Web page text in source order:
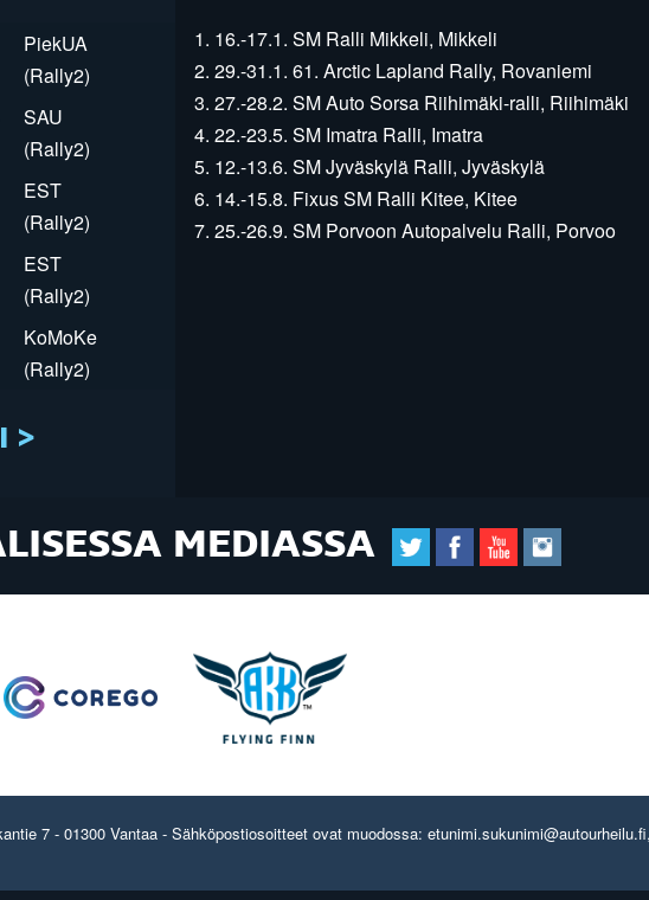
PiekUA
(Rally2)
SAU
(Rally2)
EST
(Rally2)
EST
(Rally2)
KoMoKe
(Rally2)
>
1. 16.-17.1. SM Ralli Mikkeli, Mikkeli
2. 29.-31.1. 61. Arctic Lapland Rally, Rovaniemi
3. 27.-28.2. SM Auto Sorsa Riihimäki-ralli, Riihimäki
4. 22.-23.5. SM Imatra Ralli, Imatra
5. 12.-13.6. SM Jyväskylä Ralli, Jyväskylä
6. 14.-15.8. Fixus SM Ralli Kitee, Kitee
7. 25.-26.9. SM Porvoon Autopalvelu Ralli, Porvoo
MEDIASSA
7 - 01300 Vantaa - Sähköpostiosoitteet ovat muodossa: